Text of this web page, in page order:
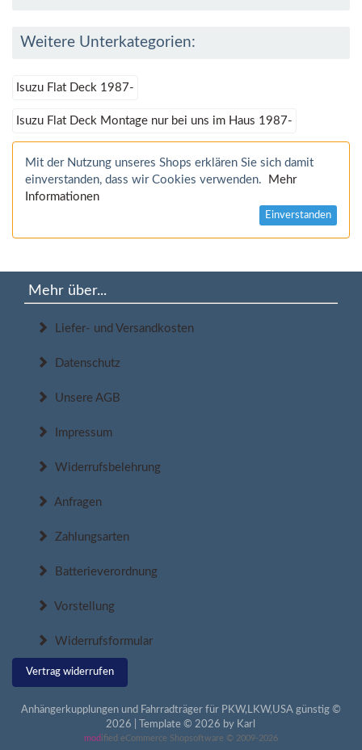
Weitere Unterkategorien:
Isuzu Flat Deck 1987-
Isuzu Flat Deck Montage nur bei uns im Haus 1987-
Mit der Nutzung unseres Shops erklären Sie sich damit
einverstanden, dass wir Cookies verwenden.
Mehr
Informationen
Einverstanden
Mehr über...
Liefer- und Versandkosten
Datenschutz
Unsere AGB
Impressum
Widerrufsbelehrung
Anfragen
Zahlungsarten
Batterieverordnung
Vorstellung
Widerrufsformular
Vertrag widerrufen
Anhängerkupplungen und Fahrradträger für PKW,LKW,USA günstig ©
2026 | Template © 2026 by Karl
mod ified eCommerce Shopsoftware © 2009-2026